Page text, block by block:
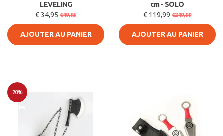
LEVELING
€ 34,95 €49,95
AJOUTER AU PANIER
cm - SOLO
€ 119,99 €249,99
AJOUTER AU PANIER
20%